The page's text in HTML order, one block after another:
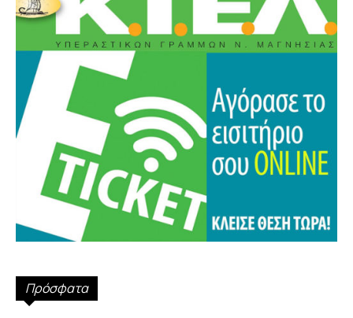
Πρόσφατα